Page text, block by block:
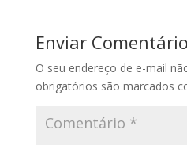
Enviar Comentário
O seu endereço de e-mail
obrigatórios são marcados